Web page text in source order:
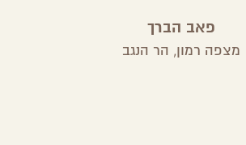
פאב הברך
מצפה רמון, הר הנגב